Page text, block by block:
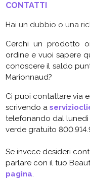
CONTATTI
Hai un dubbio o una
Cerchi un prodotto
ordine e vuoi sapere
conoscere il saldo
Marionnaud?
Ci puoi contattare via
scrivendo a
telefonando dal lunedì
verde gratuito
Se invece desideri
parlare con il tuo
pagina.